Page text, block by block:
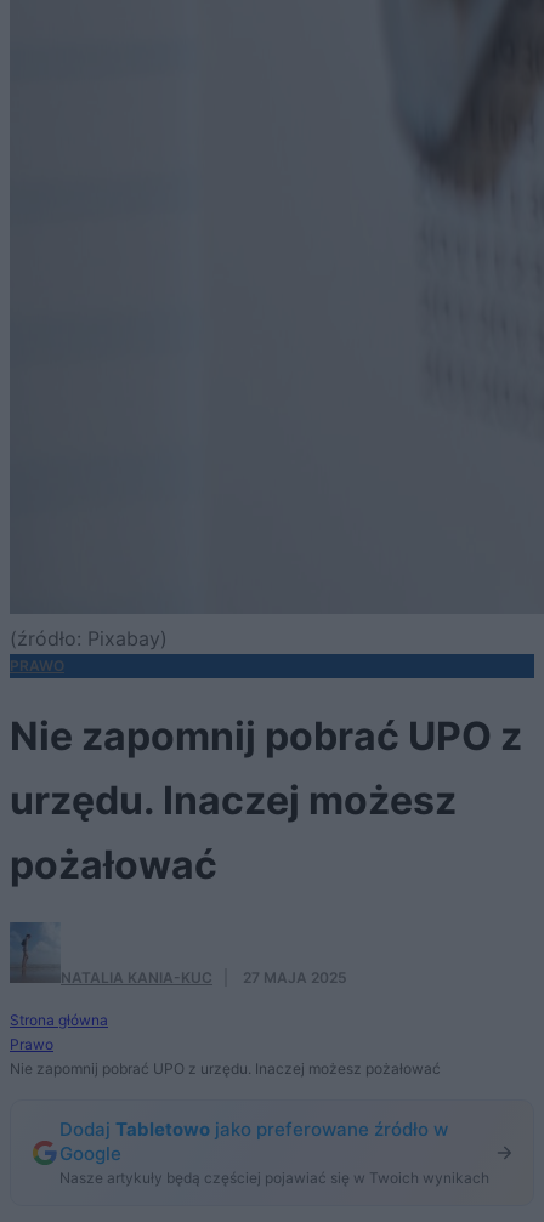
(źródło: Pixabay)
PRAWO
Nie zapomnij pobrać UPO z
urzędu. Inaczej możesz
pożałować
NATALIA KANIA-KUC 27 MAJA 2025
Strona główna
Prawo
Nie zapomnij pobrać UPO z urzędu. Inaczej możesz pożałować
Dodaj Tabletowo jako preferowane źródło w
Google
Nasze artykuły będą częściej pojawiać się w Twoich wynikach